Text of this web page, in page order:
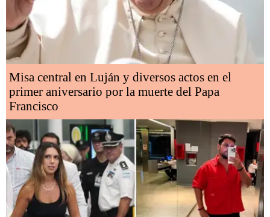
Misa central en Luján y diversos actos en el
primer aniversario por la muerte del Papa
Francisco